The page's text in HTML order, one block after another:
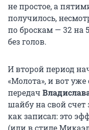
не простое, а
получилось,
по броскам — 32 на
без голов.
И второй период
«Молота», и вот уже
передач
шайбу на свой счет
как записал: это
(или в стиле